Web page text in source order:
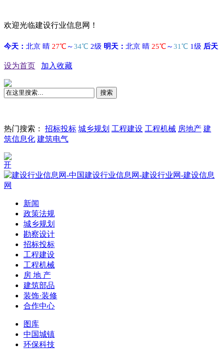
欢迎光临建设行业信息网！
设为首页 加入收藏
搜索
热门搜索： 招标投标 城乡规划 工程建设 工程机械 房地产 建
筑信息化 建筑电气
新闻
政策法规
城乡规划
勘察设计
招标投标
工程建设
工程机械
房 地 产
建筑部品
装饰·装修
合作中心
图库
中国城镇
环保科技